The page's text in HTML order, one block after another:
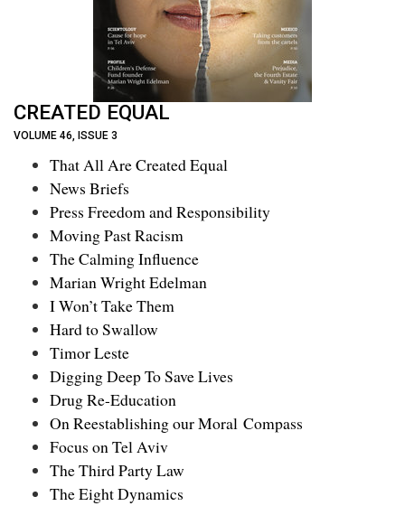
CREATED EQUAL
VOLUME 46, ISSUE 3
That All Are Created Equal
News Briefs
Press Freedom and Responsibility
Moving Past Racism
The Calming Influence
Marian Wright Edelman
I Won’t Take Them
Hard to Swallow
Timor Leste
Digging Deep To Save Lives
Drug Re-Education
On Reestablishing our Moral Compass
Focus on Tel Aviv
The Third Party Law
The Eight Dynamics